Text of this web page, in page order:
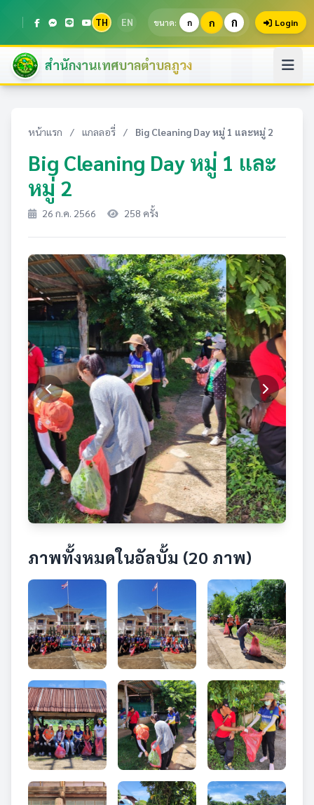
TH EN ขนาด: ก ก ก Login
สำนักงานเทศบาลตำบลภูวง
หน้าแรก / แกลลอรี่ / Big Cleaning Day หมู่ 1 และหมู่ 2
Big Cleaning Day หมู่ 1 และ
หมู่ 2
26 ก.ค. 2566 258 ครั้ง
ภาพทั้งหมดในอัลบั้ม (20 ภาพ)